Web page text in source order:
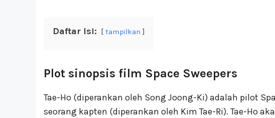
Daftar Isi: tampilkan
Plot sinopsis film Space Sweepers
Tae-Ho (diperankan oleh Song Joong-Ki) adalah pilot
seorang kapten (diperankan oleh Kim Tae-Ri). Tae-Ho